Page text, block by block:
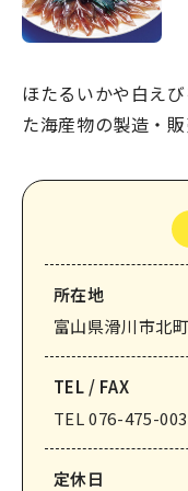
滑川とホタルイ
デジタルパンフレ
会員入会案内
会員紹介
お問い合わせ
滑川市観光協会に
ほたるいかや白え
た海産物の製造・販
所在地
富山県滑川市北
TEL / FAX
TEL 076-475-
定休⽇